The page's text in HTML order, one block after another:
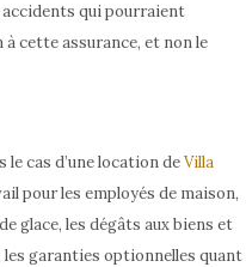
accidents qui pourraient
cette assurance, et non le
cas d’une location deVilla
pour les employés de maison,
glace, les dégâts aux biens et
les garanties optionnelles quant